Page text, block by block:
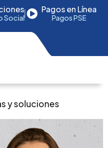
Social
Pagos en Línea
Pagos PSE
y soluciones